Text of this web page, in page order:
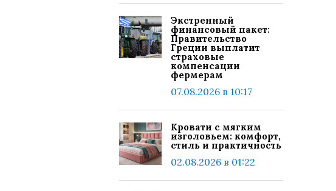
Экстренный
финансовый пакет:
Правительство
Греции выплатит
страховые
компенсации
фермерам
07.08.2026 в 10:17
Кровати с мягким
изголовьем: комфорт,
стиль и практичность
02.08.2026 в 01:22